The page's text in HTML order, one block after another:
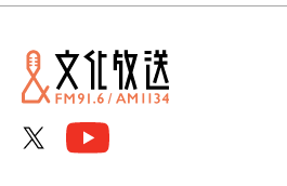
2026年04月
2026年03月